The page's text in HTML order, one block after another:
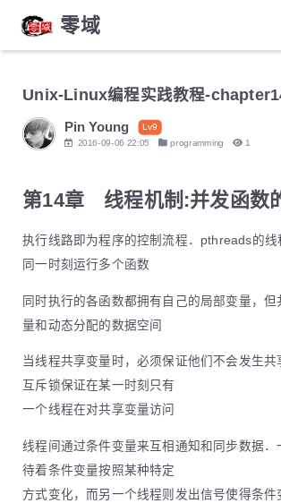
零域
Unix-Linux编程实践教程-
Pin Young
Lv9
2016-09-06 22:05
programming 1
第14章 线程机制:并发函数
执行线路即为程序的控制流程．pthreads的线
同一时刻运行多个函数
同时执行的各函数都拥有自己的局部变量，但
量和动态分配的数据空间
当线程共享变量时，必须保证他们不会发生共
互斥锁保证在某一时刻只有
一个线程在对共享变量访问
线程间通过条件变量来互相通知和同步数据．
待着条件变量按照某种特定
方式变化，而另一个线程则发出信号使得条件